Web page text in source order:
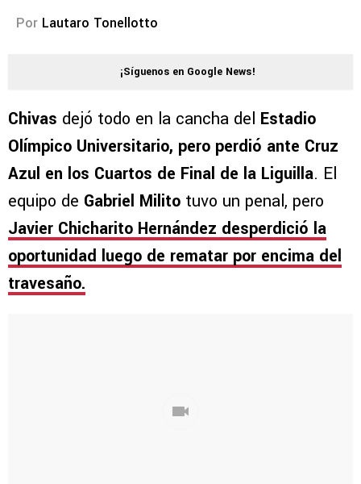
Por Lautaro Tonellotto
¡Síguenos en Google News!
Chivas dejó todo en la cancha del Estadio
Olímpico Universitario, pero perdió ante Cruz
Azul en los Cuartos de Final de la Liguilla. El
equipo de Gabriel Milito tuvo un penal, pero
Javier Chicharito Hernández desperdició la
oportunidad luego de rematar por encima del
travesaño.